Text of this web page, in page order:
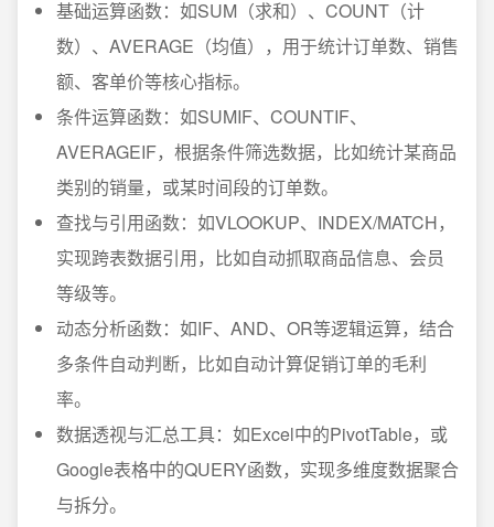
基础运算函数：如SUM（求和）、COUNT（计
数）、AVERAGE（均值），用于统计订单数、销售
额、客单价等核心指标。
条件运算函数：如SUMIF、COUNTIF、
AVERAGEIF，根据条件筛选数据，比如统计某商品
类别的销量，或某时间段的订单数。
查找与引用函数：如VLOOKUP、INDEX/MATCH，
实现跨表数据引用，比如自动抓取商品信息、会员
等级等。
动态分析函数：如IF、AND、OR等逻辑运算，结合
多条件自动判断，比如自动计算促销订单的毛利
率。
数据透视与汇总工具：如Excel中的PivotTable，或
Google表格中的QUERY函数，实现多维度数据聚合
与拆分。